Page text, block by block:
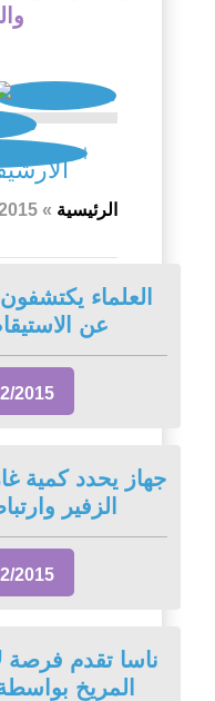
الرئيسية »
العلماء
عن
2015
جهاز يحدد كمية
الزفير
2015
ناسا تقدم
المريخ